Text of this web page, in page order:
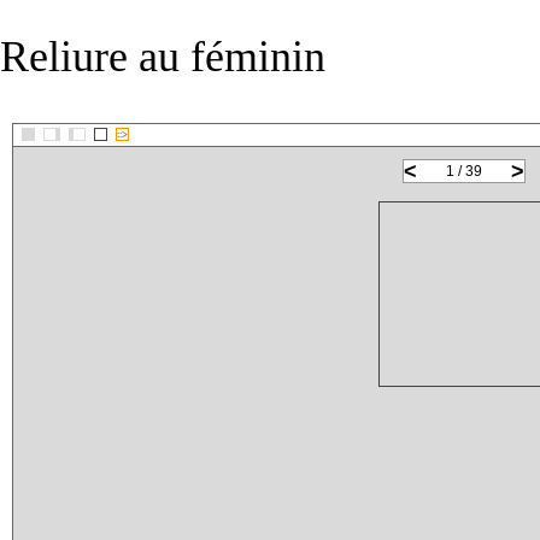
Reliure au féminin
::>
< >
1 / 39